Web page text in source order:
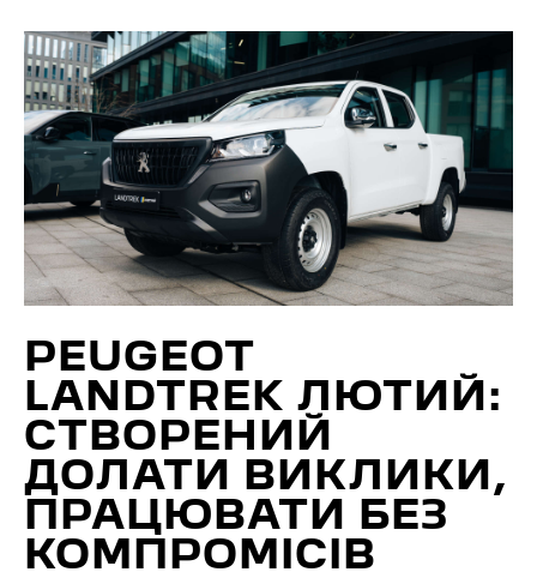
PEUGEOT
LANDTREK ЛЮТИЙ:
СТВОРЕНИЙ
ДОЛАТИ ВИКЛИКИ,
ПРАЦЮВАТИ БЕЗ
КОМПРОМІСІВ